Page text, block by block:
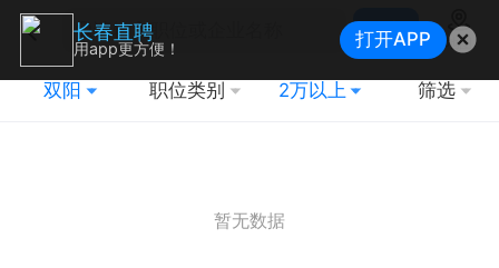
搜索
地图
双阳 职位类别 2万以上 筛选
暂无数据
长春直聘
用app更方便！ 打开APP